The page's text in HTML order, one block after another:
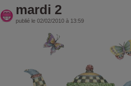
mardi 2
publié le 02/02/2010 à 13:59